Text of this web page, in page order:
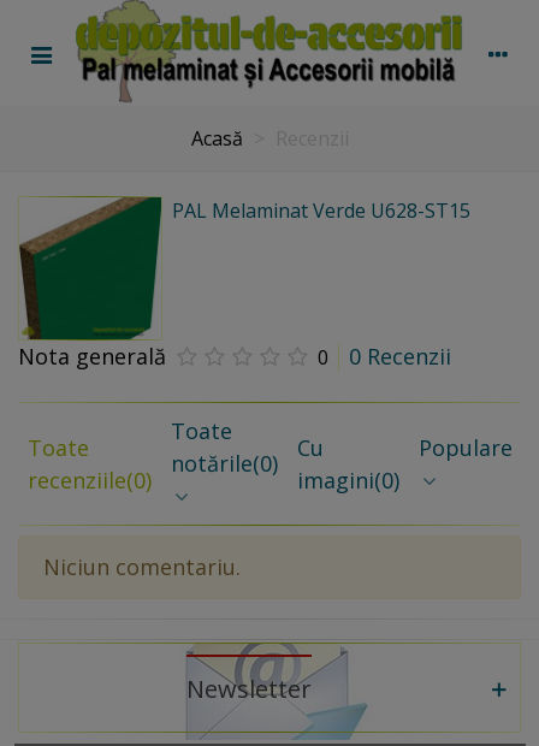
Acasă
PAL Melaminat Verde U628-ST15
Nota generală 0 0 Recenzii
Toate
recenziile(0)
Toate
notările(0)
Cu
imagini(0)
Populare
Niciun comentariu.
Newsletter